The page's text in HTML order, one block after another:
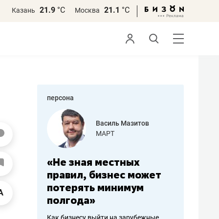
Казань 21.9 °С Москва 21.1 °С
персона
работа
Василь Мазитов
МАРТ
«Не зная местных
правил, бизнес может
потерять минимум
полгода»